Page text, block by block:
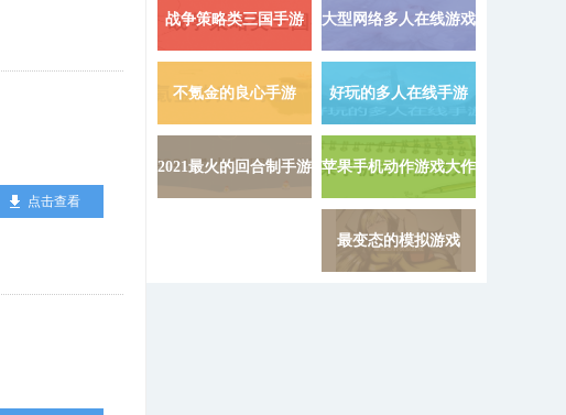
点击查看
战争策略类三国手游 详情 »
大型网络多人在线游戏
不氪金的良心手游 详情 »
好玩的多人在线手游
2021最火的回合制手游 详情 »
苹果手机动作游戏大作
最变态的模拟游戏